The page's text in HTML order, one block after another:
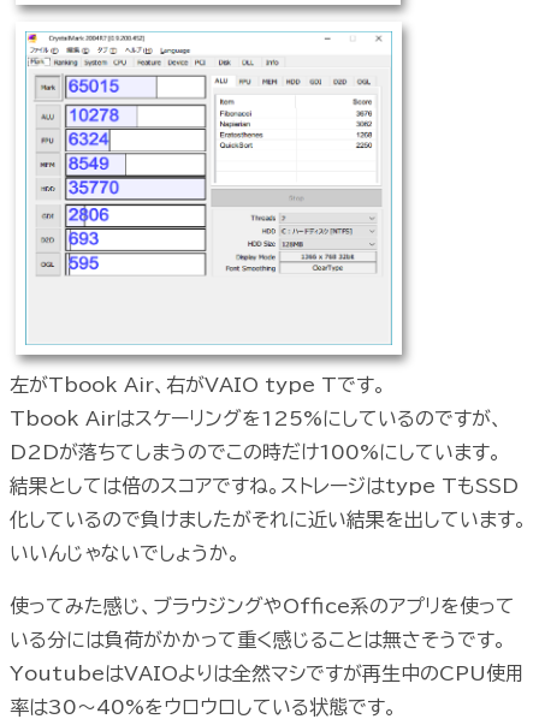
左がTbook Air、右がVAIO type Tです。
Tbook Airはスケーリングを125%にしているのですが、
D2Dが落ちてしまうのでこの時だけ100%にしています。
結果としては倍のスコアですね。ストレージはtype TもSSD
化しているので負けましたがそれに近い結果を出しています。
いいんじゃないでしょうか。
使ってみた感じ、ブラウジングやOffice系のアプリを使って
いる分には負荷がかかって重く感じることは無さそうです。
YoutubeはVAIOよりは全然マシですが再生中のCPU使用
率は30～40%をウロウロしている状態です。